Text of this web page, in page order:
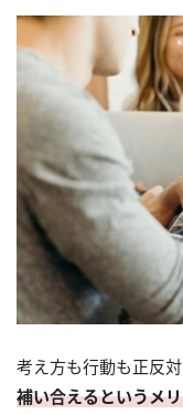
考え方も行動も正反
補い合えるというメ